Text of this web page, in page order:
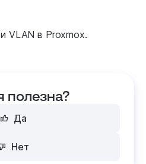
VLAN в Proxmox.
полезна?
Да
Нет